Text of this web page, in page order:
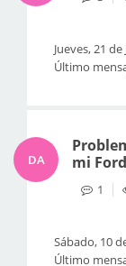
Jueves, 21
Último
DA
mi
1
Sábado, 10
Último